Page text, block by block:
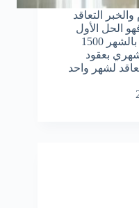
التعاقد
الحل الأول
الذي نقدمه لك، نوفر لكي شغالات بالشهر 1500
شهري بعقود
لشهر واحد